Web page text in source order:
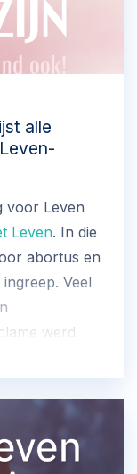
alle
voor Leven
Leven. In die
abortus en
Veel
werd
door
groot goed